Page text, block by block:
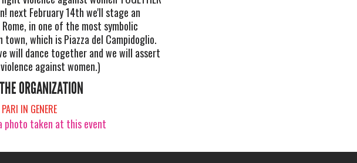
next February 14th we'll stage an
in one of the most symbolic
town, which is Piazza del Campidoglio.
will dance together and we will assert
against women.)
ORGANIZATION
IN GENERE
photo taken at this event